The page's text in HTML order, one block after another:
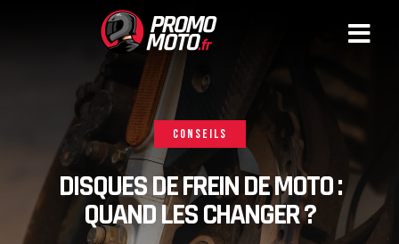
CONSEILS
DISQUES DE FREIN DE MOTO :
QUAND LES CHANGER ?